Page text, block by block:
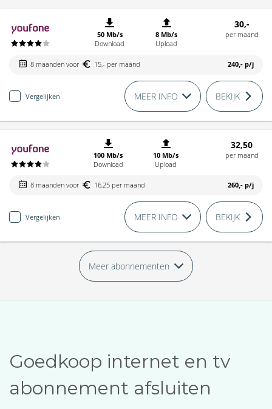
50 Mb/s
Download
8 Mb/s
Upload
30,-
per maand
8 maanden voor 15,- per maand 240,- p/j
Vergelijken MEER INFO BEKIJK
100 Mb/s
Download
10 Mb/s
Upload
32,50
per maand
8 maanden voor 16,25 per maand 260,- p/j
Vergelijken MEER INFO BEKIJK
Meer abonnementen
Goedkoop internet en tv
abonnement afsluiten